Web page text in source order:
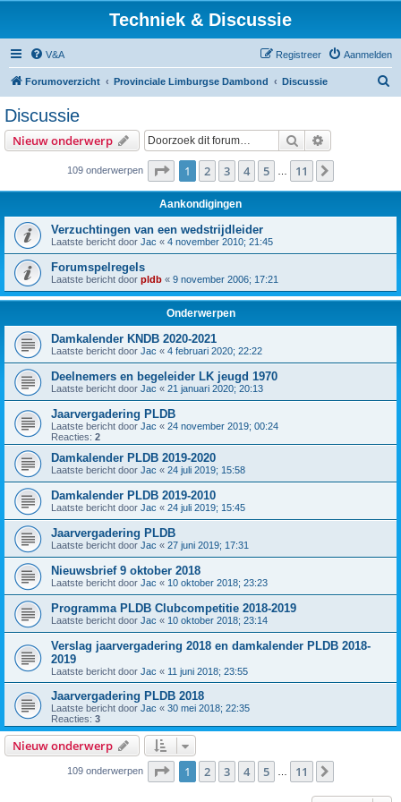
Techniek & Discussie
V&A Aanmelden
Registreer
Forumoverzicht Provinciale Limburgse Dambond Discussie
Discussie
Nieuw onderwerp Zoek
109 onderwerpen Pagina van 11
1 2 3 4 5 11
Aankondigingen
Verzuchtingen van een wedstrijdleider
Laatste bericht door Jac « 4 november 2010; 21:45
Forumspelregels
Laatste bericht door pldb « 9 november 2006; 17:21
Onderwerpen
Damkalender KNDB 2020-2021
Laatste bericht door Jac « 4 februari 2020; 22:22
Deelnemers en begeleider LK jeugd 1970
Laatste bericht door Jac « 21 januari 2020; 20:13
Jaarvergadering PLDB
Laatste bericht door Jac « 24 november 2019; 00:24
Reacties: 2
Damkalender PLDB 2019-2020
Laatste bericht door Jac « 24 juli 2019; 15:58
Damkalender PLDB 2019-2010
Laatste bericht door Jac « 24 juli 2019; 15:45
Jaarvergadering PLDB
Laatste bericht door Jac « 27 juni 2019; 17:31
Nieuwsbrief 9 oktober 2018
Laatste bericht door Jac « 10 oktober 2018; 23:23
Programma PLDB Clubcompetitie 2018-2019
Laatste bericht door Jac « 10 oktober 2018; 23:14
Verslag jaarvergadering 2018 en damkalender PLDB 2018-
2019
Laatste bericht door Jac « 11 juni 2018; 23:55
Jaarvergadering PLDB 2018
Laatste bericht door Jac « 30 mei 2018; 22:35
Reacties: 3
Nieuw onderwerp
109 onderwerpen Pagina van 11
1 2 3 4 5 11